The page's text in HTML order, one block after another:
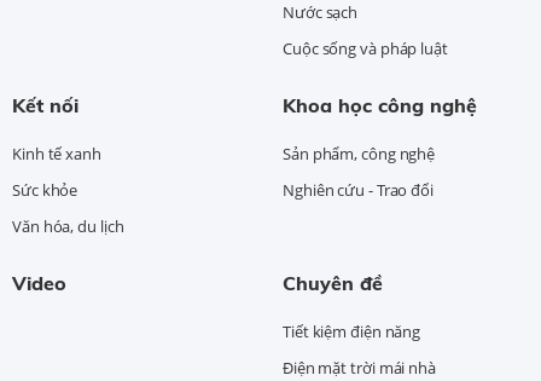
Nước sạch
Cuộc sống và pháp luật
Kết nối
Kinh tế xanh
Sức khỏe
Văn hóa, du lịch
Khoa học công nghệ
Sản phẩm, công nghệ
Nghiên cứu - Trao đổi
Video Chuyên đề
Tiết kiệm điện năng
Điện mặt trời mái nhà